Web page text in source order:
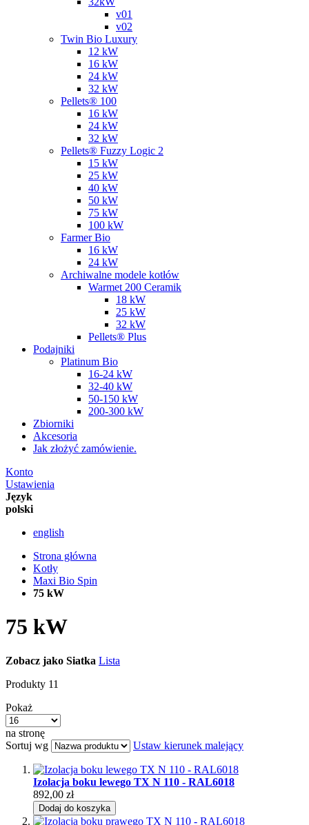
v01
v02
Twin Bio Luxury
12 kW
16 kW
24 kW
32 kW
Pellets® 100
16 kW
24 kW
32 kW
Pellets® Fuzzy Logic 2
15 kW
25 kW
40 kW
50 kW
75 kW
100 kW
Farmer Bio
16 kW
24 kW
Archiwalne modele kotłów
Warmet 200 Ceramik
18 kW
25 kW
32 kW
Pellets® Plus
Podajniki
Platinum Bio
16-24 kW
32-40 kW
50-150 kW
200-300 kW
Zbiorniki
Akcesoria
Jak złożyć zamówienie.
Konto
Ustawienia
Język
polski
english
Strona główna
Kotły
Maxi Bio Spin
75 kW
75 kW
Zobacz jako Siatka Lista
Produkty 11
Pokaż
na stronę
Sortuj wg
Ustaw kierunek malejący
Izolacja boku lewego TX N 110 - RAL6018
892,00 zł
Dodaj do koszyka